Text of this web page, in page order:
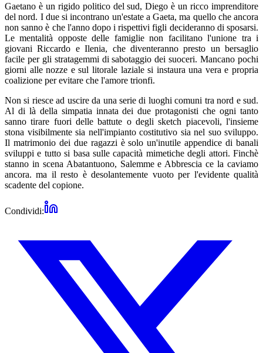
Gaetano è un rigido politico del sud, Diego è un ricco imprenditore
del nord. I due si incontrano un'estate a Gaeta, ma quello che ancora
non sanno è che l'anno dopo i rispettivi figli decideranno di sposarsi.
Le mentalità opposte delle famiglie non facilitano l'unione tra i
giovani Riccardo e Ilenia, che diventeranno presto un bersaglio
facile per gli stratagemmi di sabotaggio dei suoceri. Mancano pochi
giorni alle nozze e sul litorale laziale si instaura una vera e propria
coalizione per evitare che l'amore trionfi.
Non si riesce ad uscire da una serie di luoghi comuni tra nord e sud.
Al di là della simpatia innata dei due protagonisti che ogni tanto
sanno tirare fuori delle battute o degli sketch piacevoli, l'insieme
stona visibilmente sia nell'impianto costitutivo sia nel suo sviluppo.
Il matrimonio dei due ragazzi è solo un'inutile appendice di banali
sviluppi e tutto si basa sulle capacità mimetiche degli attori. Finchè
stanno in scena Abatantuono, Salemme e Abbrescia ce la caviamo
ancora. ma il resto è desolantemente vuoto per l'evidente qualità
scadente del copione.
Condividi: